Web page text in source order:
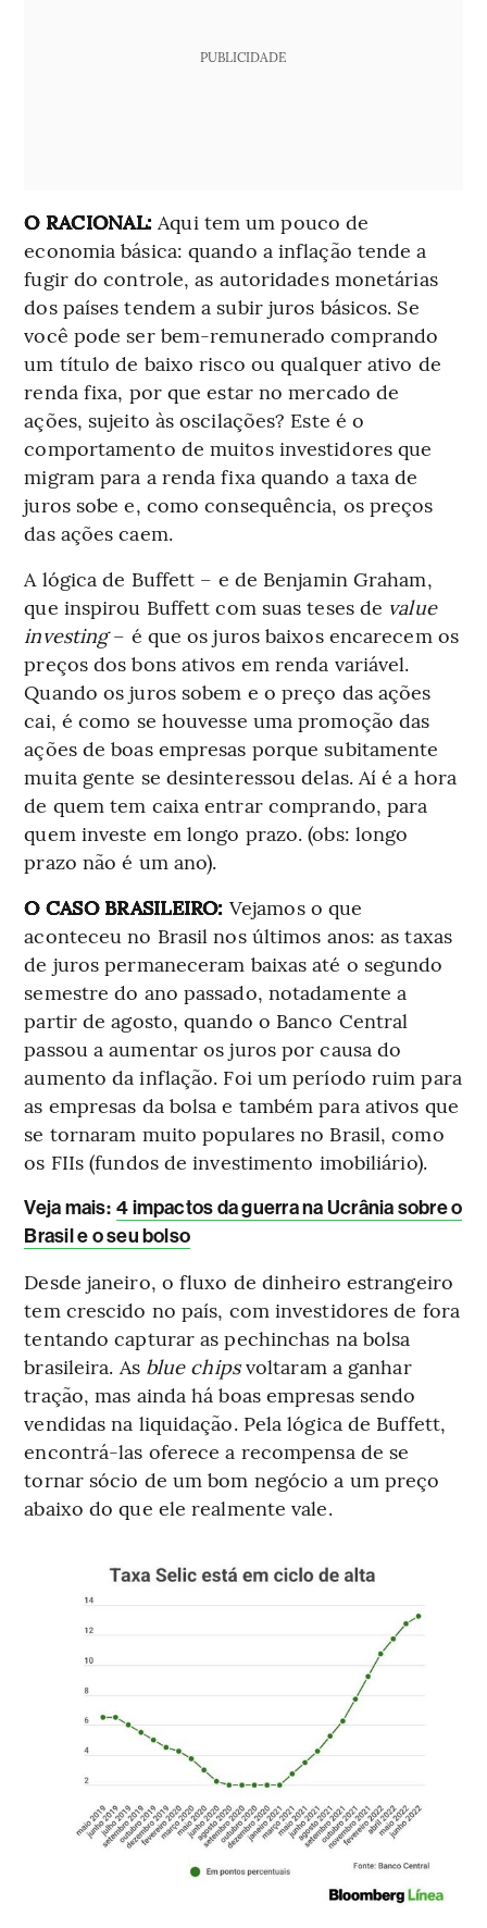
PUBLICIDADE
O RACIONAL:Aqui tem um pouco de
economia básica: quando a inflação tende a
fugir do controle, as autoridades monetárias
dos países tendem a subir juros básicos. Se
você pode ser bem-remunerado comprando
um título de baixo risco ou qualquer ativo de
renda fixa, por que estar no mercado de
ações, sujeito às oscilações? Este é o
comportamento de muitos investidores que
migram para a renda fixa quando a taxa de
juros sobe e, como consequência, os preços
das ações caem.
A lógica de Buffett – e de Benjamin Graham,
que inspirou Buffett com suas teses de value
investing– é que os juros baixos encarecem os
preços dos bons ativos em renda variável.
Quando os juros sobem e o preço das ações
cai, é como se houvesse uma promoção das
ações de boas empresas porque subitamente
muita gente se desinteressou delas. Aí é a hora
de quem tem caixa entrar comprando, para
quem investe em longo prazo. (obs: longo
prazo não é um ano).
O CASO BRASILEIRO: Vejamos o que
aconteceu no Brasil nos últimos anos: as taxas
de juros permaneceram baixas até o segundo
semestre do ano passado, notadamente a
partir de agosto, quando o Banco Central
passou a aumentar os juros por causa do
aumento da inflação. Foi um período ruim para
as empresas da bolsa e também para ativos que
se tornaram muito populares no Brasil, como
os FIIs (fundos de investimento imobiliário).
Veja mais: 4 impactos da guerra na Ucrânia sobre o
Brasil e o seu bolso
Desde janeiro, o fluxo de dinheiro estrangeiro
tem crescido no país, com investidores de fora
tentando capturar as pechinchas na bolsa
brasileira. As blue chipsvoltaram a ganhar
tração, mas ainda há boas empresas sendo
vendidas na liquidação. Pela lógica de Buffett,
encontrá-las oferece a recompensa de se
tornar sócio de um bom negócio a um preço
abaixo do que ele realmente vale.